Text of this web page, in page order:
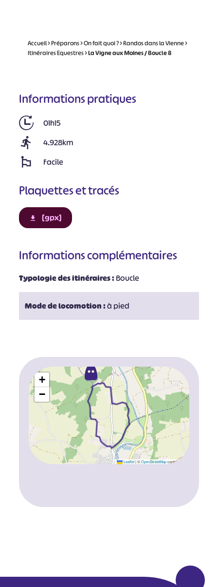
Accueil>Préparons>On fait quoi ?>Randos dans la Vienne>
Itinéraires Equestres>La Vigne aux Moines / Boucle 8
Informations pratiques
01h15
4.928km
Facile
Plaquettes et tracés
[gpx]
Informations complémentaires
Typologie des itinéraires :Boucle
Mode de locomotion :à pied
+
−
Leaflet |©OpenStreetMapcontributors